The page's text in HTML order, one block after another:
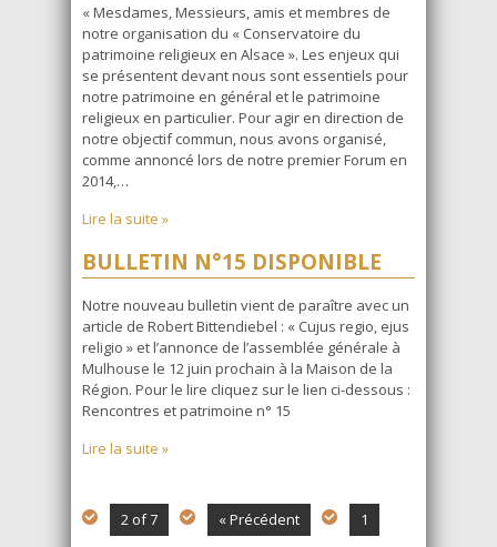
« Mesdames, Messieurs, amis et membres de
notre organisation du « Conservatoire du
patrimoine religieux en Alsace ». Les enjeux qui
se présentent devant nous sont essentiels pour
notre patrimoine en général et le patrimoine
religieux en particulier. Pour agir en direction de
notre objectif commun, nous avons organisé,
comme annoncé lors de notre premier Forum en
2014,…
Lire la suite »
BULLETIN N°15 DISPONIBLE
Notre nouveau bulletin vient de paraître avec un
article de Robert Bittendiebel : « Cujus regio, ejus
religio » et l’annonce de l’assemblée générale à
Mulhouse le 12 juin prochain à la Maison de la
Région. Pour le lire cliquez sur le lien ci-dessous :
Rencontres et patrimoine n° 15
Lire la suite »
2 of 7 « Précédent 1